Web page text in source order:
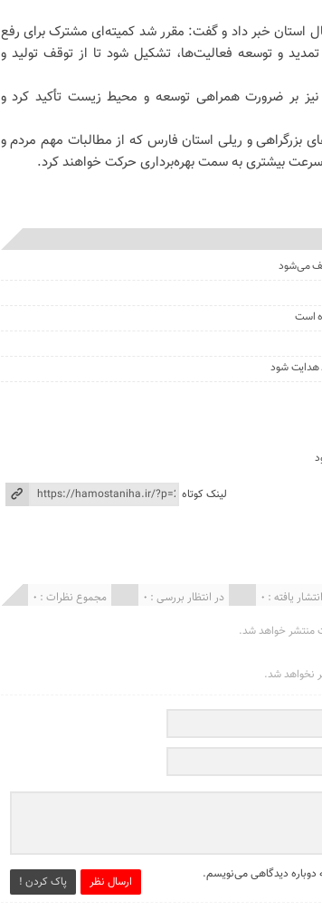
استان خبر داد و گفت: مقرر شد کمیته‌ای مشترک برای رفع
و توسعه فعالیت‌ها، تشکیل شود تا از توقف تولید و
بر ضرورت همراهی توسعه و محیط زیست تأکید کرد و
بزرگراهی و ریلی استان فارس که از مطالبات مهم مردم و
بیشتری به سمت بهره‌برداری حرکت خواهند کرد.
می‌شود
است
هدایت شود
لینک کوتاه
مجموع نظرات : 0 در انتظار بررسی : 0 انتشار یافته : 0
منتشر خواهد شد.
نخواهد شد.
ارسال نظر پاک کردن ! دوباره دیدگاهی می‌نویسم.